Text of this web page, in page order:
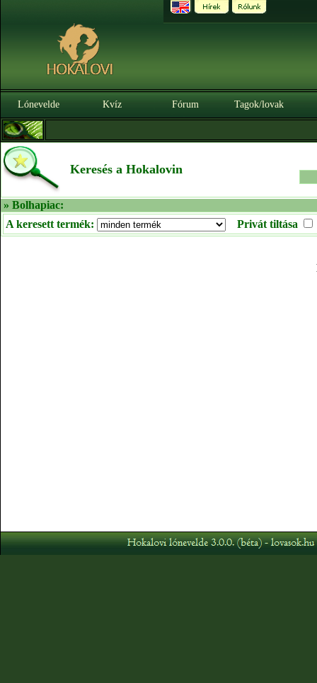
Lónevelde Kvíz Fórum Tagok/lovak
Keresés a Hokalovin
» Bolhapiac:
A keresett termék:
Privát tiltása